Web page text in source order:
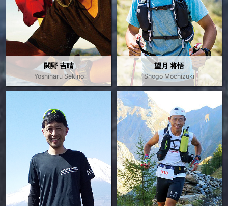
関野 吉晴
Yoshiharu Sekino
望月 将悟
Shogo Mochizuki